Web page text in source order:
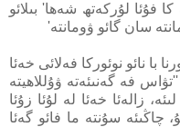
فۇئا لۇركەتھ شەھا' بىلائو
سان گائو ۋومانتە'
با نائو نوئوركا فەلائى خەئا
''تۋاس فە گەنىئەتە ۋۇللاھيتە
زالەئا خەئا لە لۇئا زۇئا
چاڭىئە سۇنتە ما فائو گەئا